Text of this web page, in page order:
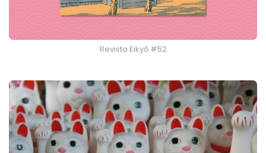
Revista Eikyō #52